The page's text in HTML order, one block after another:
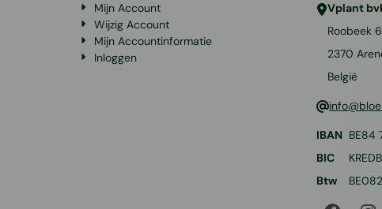
Mijn Account
Wijzig Account
Mijn Accountinformatie
Inloggen
Vplant
Roobeek
2370
België
IBAN BE84
BIC
Btw